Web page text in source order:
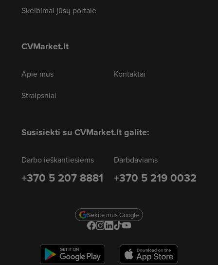
Skelbimai jūsų portale
CVMarket.lt
Apie mus
Straipsniai
Kontaktai
Susisiekti su CVMarket.lt galite:
Darbo ieškantiesiems
+370 5 207 8881
Darbdaviams
+370 5 219 0032
Sekite mus Google